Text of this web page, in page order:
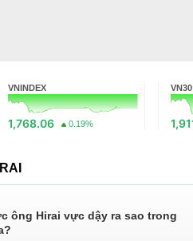
VNINDEX
1,768.06 0.19%
VN30
ông Hirai vực dậy ra sao trong